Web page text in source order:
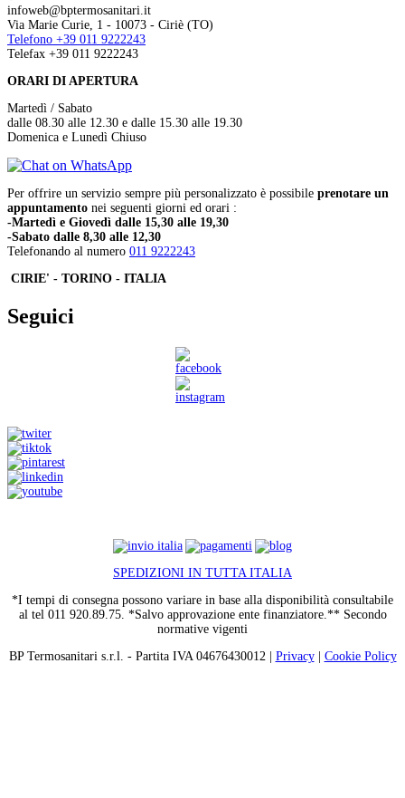
infoweb@bptermosanitari.it
Via Marie Curie, 1 - 10073 - Ciriè (TO)
Telefono +39 011 9222243
Telefax +39 011 9222243
ORARI DI APERTURA
Martedì / Sabato
dalle 08.30 alle 12.30 e dalle 15.30 alle 19.30
Domenica e Lunedì Chiuso
Per offrire un servizio sempre più personalizzato è possibile prenotare un
appuntamento nei seguenti giorni ed orari :
-Martedì e Giovedì dalle 15,30 alle 19,30
-Sabato dalle 8,30 alle 12,30
Telefonando al numero 011 9222243
CIRIE' - TORINO - ITALIA
Seguici
SPEDIZIONI IN TUTTA ITALIA
*I tempi di consegna possono variare in base alla disponibilità consultabile
al tel 011 920.89.75. *Salvo approvazione ente finanziatore.** Secondo
normative vigenti
BP Termosanitari s.r.l. - Partita IVA 04676430012 | Privacy| Cookie Policy